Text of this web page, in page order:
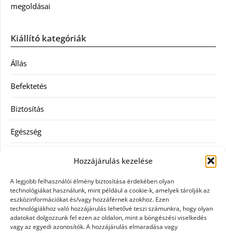
Hozzájárulás kezelése
A legjobb felhasználói élmény biztosítása érdekében olyan
technológiákat használunk, mint például a cookie-k, amelyek tárolják az
eszközinformációkat és/vagy hozzáférnek azokhoz. Ezen
technológiákhoz való hozzájárulás lehetővé teszi számunkra, hogy olyan
adatokat dolgozzunk fel ezen az oldalon, mint a böngészési viselkedés
vagy az egyedi azonosítók. A hozzájárulás elmaradása vagy
megoldásai
Kiállító kategóriák
Állás
Befektetés
Biztosítás
Egészség
Ingatlan
Művészetek és szórakozás
Múzeumok